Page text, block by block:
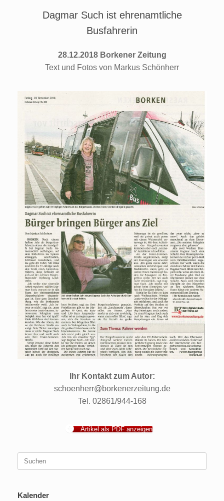
Dagmar Such ist ehrenamtliche
Busfahrerin
28.12.2018 Borkener Zeitung
Text und Fotos von Markus Schönherr
Ihr Kontakt zum Autor:
schoenherr@borkenerzeitung.de
Tel. 02861/944-168
Artikel als PDF anzeigen
Suchen
Kalender